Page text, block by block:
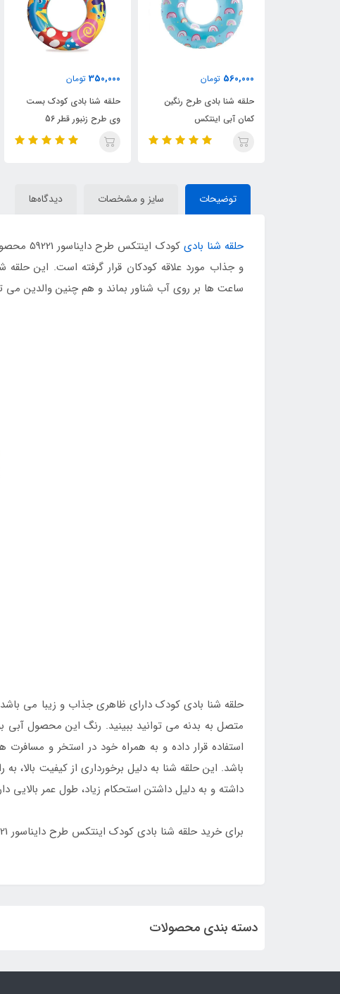
350,000
حلقه شنا بادی کودک بست
وی طرح زنبور قطر 56
465,000
حلقه شنا بادی شفاف نارنجی
اینتکس قطر 76
توضیحات سایز و مشخصات دیدگاه‌ها
حلقه شنا بادی
کودک
و جذاب مورد علاقه کودکان قرار گرفته است. این
ساعت ها بر روی آب شناور بماند و هم چنین والدین می
حلقه شنا بادی کودک دارای ظاهری جذاب و زیبا می
متصل به بدنه می توانید ببینید. رنگ این محصول
استفاده قرار داده و به همراه خود در استخر و
باشد. این حلقه شنا به دلیل برخورداری از کیفیت
داشته و به دلیل داشتن استحکام زیاد، طول عمر بالایی
برای خرید حلقه شنا بادی کودک اینتکس طرح دایناسور 59221 با ارزان ترین قیمت با مراجعه به سایت
دسته بندی محصولات